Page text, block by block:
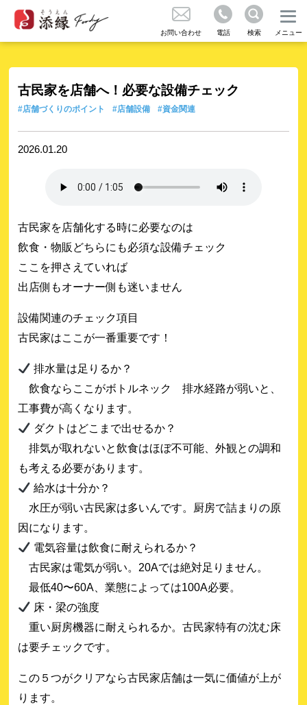
お問い合わせ 電話 検索 メニュー
産の売買をお考えの方
実績のご紹介
ム
ある質問
らせ
概要
サイトマップ
プライバシーポリシー
店舗を貸したい方 閉店・移転をお考えの方
お問い合わせ
不動産の売買をお考えの方
お問い合わせ
受付時間：10:00 - 19:00 (日祝除く)
古民家を店舗へ！必要な設備チェック
#店舗づくりのポイント #店舗設備 #資金関連
2026.01.20
古民家を店舗化する時に必要なのは
飲食・物販どちらにも必須な設備チェック
ここを押さえていれば
出店側もオーナー側も迷いません
設備関連のチェック項目
古民家はここが一番重要です！
排水量は足りるか？
飲食ならここがボトルネック 排水経路が弱いと、
工事費が高くなります。
ダクトはどこまで出せるか？
排気が取れないと飲食はほぼ不可能、外観との調和
も考える必要があります。
給水は十分か？
水圧が弱い古民家は多いんです。厨房で詰まりの原
因になります。
電気容量は飲食に耐えられるか？
古民家は電気が弱い。20Aでは絶対足りません。
最低40〜60A、業態によっては100A必要。
床・梁の強度
重い厨房機器に耐えられるか。古民家特有の沈む床
は要チェックです。
この５つがクリアなら古民家店舗は一気に価値が上が
ります。